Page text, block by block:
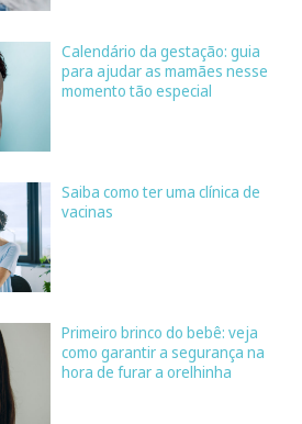
Calendário da gestação: guia
para ajudar as mamães nesse
momento tão especial
Saiba como ter uma clínica de
vacinas
Primeiro brinco do bebê: veja
como garantir a segurança na
hora de furar a orelhinha